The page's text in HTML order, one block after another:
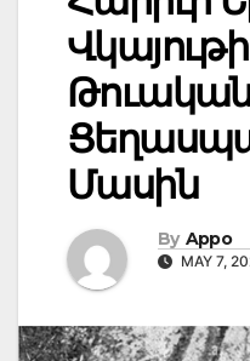
Մասին
By Appo
MAY 7,